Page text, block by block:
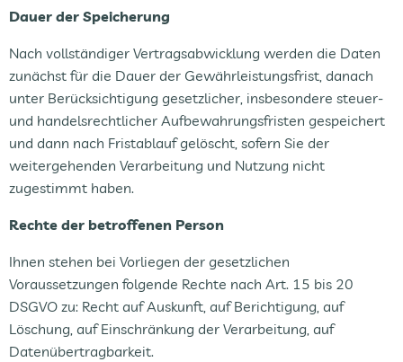
Dauer der Speicherung
Nach vollständiger Vertragsabwicklung werden die Daten
zunächst für die Dauer der Gewährleistungsfrist, danach
unter Berücksichtigung gesetzlicher, insbesondere steuer-
und handelsrechtlicher Aufbewahrungsfristen gespeichert
und dann nach Fristablauf gelöscht, sofern Sie der
weitergehenden Verarbeitung und Nutzung nicht
zugestimmt haben.
Rechte der betroffenen Person
Ihnen stehen bei Vorliegen der gesetzlichen
Voraussetzungen folgende Rechte nach Art. 15 bis 20
DSGVO zu: Recht auf Auskunft, auf Berichtigung, auf
Löschung, auf Einschränkung der Verarbeitung, auf
Datenübertragbarkeit.